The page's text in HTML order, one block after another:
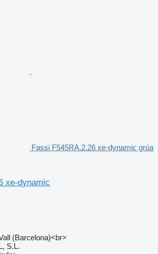
Fassi F545RA.2.26 xe-dynamic grúa
xe-dynamic
(Barcelona)<br>
S.L.